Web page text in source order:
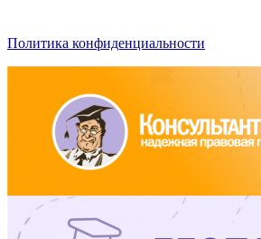
Политика конфиденциальности